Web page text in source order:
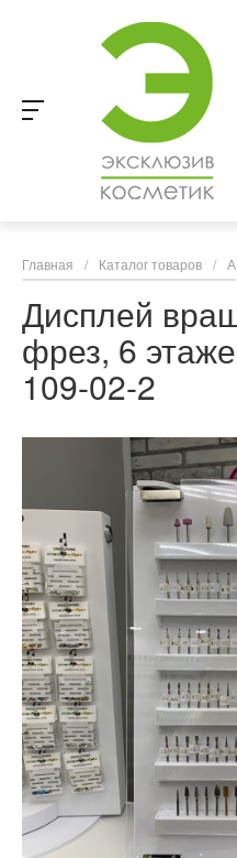
Главная / Каталог товаров /
Дисплей
фрез, 6
109-02-2